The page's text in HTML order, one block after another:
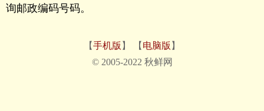
询邮政编码号码。
【手机版 】 【 电脑版 】
© 2005-2022 秋鲜网